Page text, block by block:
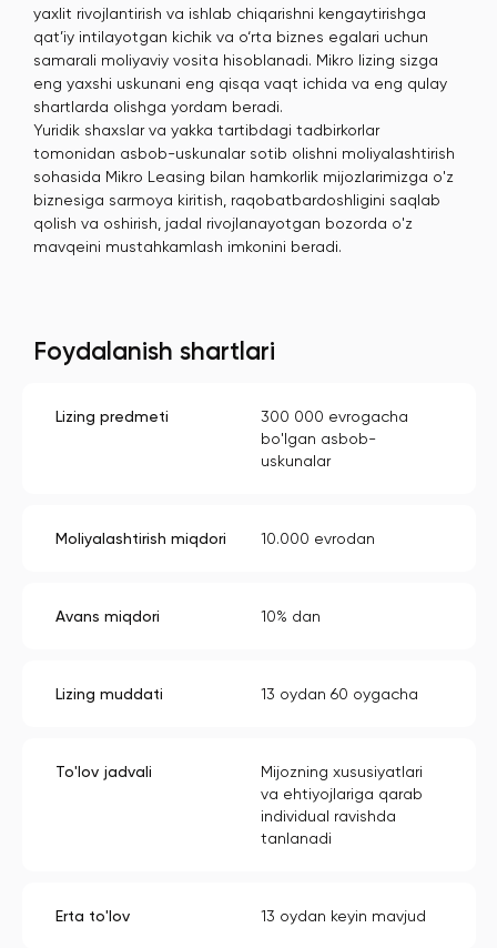
yaxlit rivojlantirish va ishlab chiqarishni kengaytirishga
qat’iy intilayotgan kichik va o‘rta biznes egalari uchun
samarali moliyaviy vosita hisoblanadi. Mikro lizing sizga
eng yaxshi uskunani eng qisqa vaqt ichida va eng qulay
shartlarda olishga yordam beradi.
Yuridik shaxslar va yakka tartibdagi tadbirkorlar
tomonidan asbob-uskunalar sotib olishni moliyalashtirish
sohasida Mikro Leasing bilan hamkorlik mijozlarimizga o'z
biznesiga sarmoya kiritish, raqobatbardoshligini saqlab
qolish va oshirish, jadal rivojlanayotgan bozorda o'z
mavqeini mustahkamlash imkonini beradi.
Foydalanish shartlari
Lizing predmeti
300 000 evrogacha
bo'lgan asbob-
uskunalar
Moliyalashtirish miqdori 10.000 evrodan
Avans miqdori 10% dan
Lizing muddati 13 oydan 60 oygacha
To'lov jadvali
Mijozning xususiyatlari
va ehtiyojlariga qarab
individual ravishda
tanlanadi
Erta to'lov 13 oydan keyin mavjud